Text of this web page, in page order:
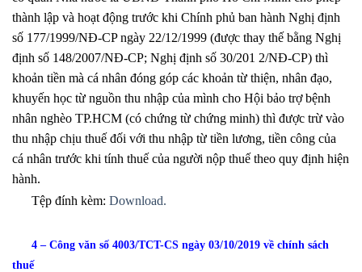
thành lập và hoạt động trước khi Chính phủ ban hành Nghị định
số 177/1999/NĐ-CP ngày 22/12/1999 (được thay thế bằng Nghị
định số 148/2007/NĐ-CP; Nghị định số 30/201 2/NĐ-CP) thì
khoản tiền mà cá nhân đóng góp các khoản từ thiện, nhân đạo,
khuyến học từ nguồn thu nhập của mình cho Hội bảo trợ bệnh
nhân nghèo TP.HCM (có chứng từ chứng minh) thì được trừ vào
thu nhập chịu thuế đối với thu nhập từ tiền lương, tiền công của
cá nhân trước khi tính thuế của người nộp thuế theo quy định hiện
hành.
Tệp đính kèm: Download.
4 – Công văn số 4003/TCT-CS ngày 03/10/2019 về chính sách
thuế